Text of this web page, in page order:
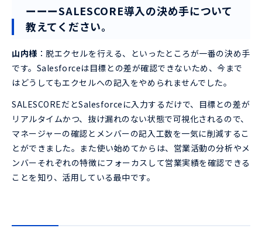
ーーーSALESCORE導入の決め手について
教えてください。
山内様 ：脱エクセルを行える、といったところが一番の決め手
です。Salesforceは目標との差が確認できないため、今まで
はどうしてもエクセルへの記入をやめられませんでした。
SALESCOREだとSalesforceに入力するだけで、目標との差が
リアルタイムかつ、抜け漏れのない状態で可視化されるので、
マネージャーの確認とメンバーの記入工数を一気に削減するこ
とができました。また使い始めてからは、営業活動の分析やメ
ンバーそれぞれの特徴にフォーカスして営業実績を確認できる
ことを知り、活用している最中です。